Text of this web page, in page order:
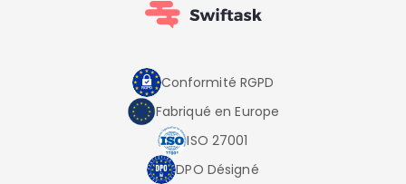
Conformité RGPD
Fabriqué en Europe
ISO 27001
DPO Désigné